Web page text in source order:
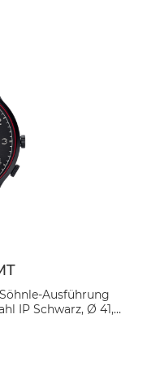
Ausführung
IP Schwarz, Ø 41,0
Dornschließe